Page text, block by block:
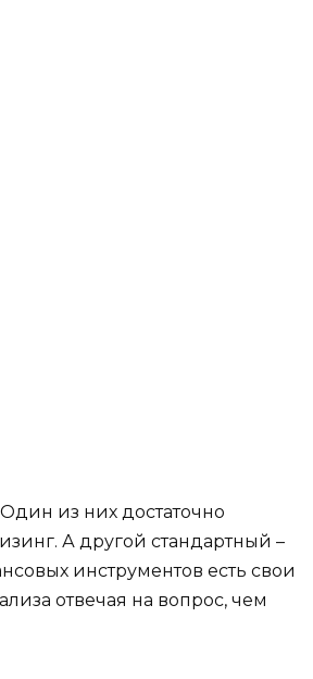
из них достаточно
А другой стандартный –
инструментов есть свои
отвечая на вопрос, чем